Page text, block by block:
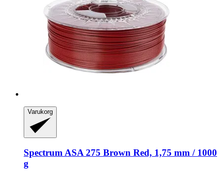
Varukorg
Spectrum ASA 275 Brown Red, 1,75 mm / 1000
g